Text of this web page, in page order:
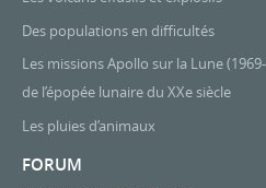
Des populations en difficultés
Les missions Apollo sur la Lune
de l’épopée lunaire du XXe siècle
Les pluies d’animaux
FORUM